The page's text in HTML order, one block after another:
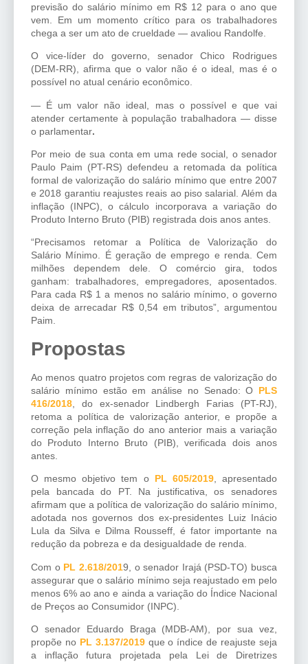
previsão do salário mínimo em R$ 12 para o ano que
vem. Em um momento crítico para os trabalhadores
chega a ser um ato de crueldade — avaliou Randolfe.
O vice-líder do governo, senador Chico Rodrigues
(DEM-RR), afirma que o valor não é o ideal, mas é o
possível no atual cenário econômico.
— É um valor não ideal, mas o possível e que vai
atender certamente à população trabalhadora — disse
o parlamentar.
Por meio de sua conta em uma rede social, o senador
Paulo Paim (PT-RS) defendeu a retomada da política
formal de valorização do salário mínimo que entre 2007
e 2018 garantiu reajustes reais ao piso salarial. Além da
inflação (INPC), o cálculo incorporava a variação do
Produto Interno Bruto (PIB) registrada dois anos antes.
“Precisamos retomar a Política de Valorização do
Salário Mínimo. É geração de emprego e renda. Cem
milhões dependem dele. O comércio gira, todos
ganham: trabalhadores, empregadores, aposentados.
Para cada R$ 1 a menos no salário mínimo, o governo
deixa de arrecadar R$ 0,54 em tributos”, argumentou
Paim.
Propostas
Ao menos quatro projetos com regras de valorização do
salário mínimo estão em análise no Senado: O PLS
416/2018 , do ex-senador Lindbergh Farias (PT-RJ),
retoma a política de valorização anterior, e propõe a
correção pela inflação do ano anterior mais a variação
do Produto Interno Bruto (PIB), verificada dois anos
antes.
O mesmo objetivo tem o PL 605/2019, apresentado
pela bancada do PT. Na justificativa, os senadores
afirmam que a política de valorização do salário mínimo,
adotada nos governos dos ex-presidentes Luiz Inácio
Lula da Silva e Dilma Rousseff, é fator importante na
redução da pobreza e da desigualdade de renda.
Com o PL 2.618/2019, o senador Irajá (PSD-TO) busca
assegurar que o salário mínimo seja reajustado em pelo
menos 6% ao ano e ainda a variação do Índice Nacional
de Preços ao Consumidor (INPC).
O senador Eduardo Braga (MDB-AM), por sua vez,
propõe no PL 3.137/2019que o índice de reajuste seja
a inflação futura projetada pela Lei de Diretrizes